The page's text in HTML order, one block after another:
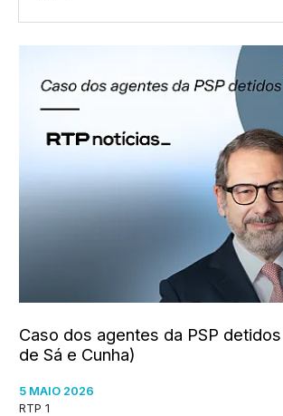
Caso dos agentes da PSP
de Sá e Cunha)
5 MAIO 2026
RTP 1